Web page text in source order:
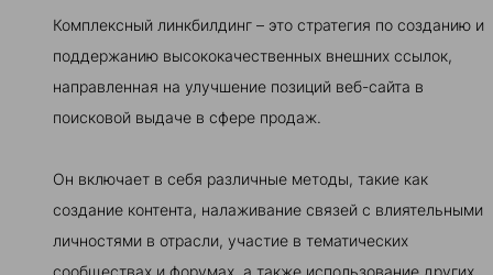
Комплексный линкбилдинг – это стратегия по созданию и
поддержанию высококачественных внешних ссылок,
направленная на улучшение позиций веб-сайта в
поисковой выдаче в сфере продаж.
Он включает в себя различные методы, такие как
создание контента, налаживание связей с влиятельными
личностями в отрасли, участие в тематических
сообществах и форумах, а также использование других